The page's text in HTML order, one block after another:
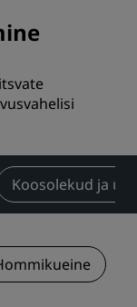
Koosolekud ja